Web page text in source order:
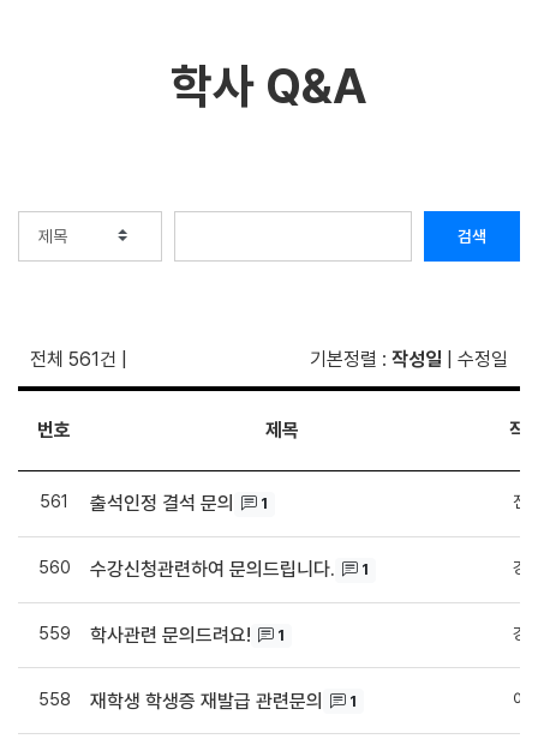
학사 Q&A
검색
전체 561건 기본정렬 : 작성일 수정일
번호 제목 작
561 출석인정 결석 문의 1 전
560 수강신청관련하여 문의드립니다. 1 강
559 학사관련 문의드려요! 1 강
558 재학생 학생증 재발급 관련문의 1 이